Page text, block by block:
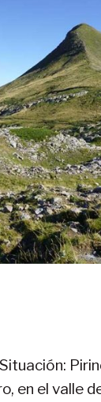
en el valle